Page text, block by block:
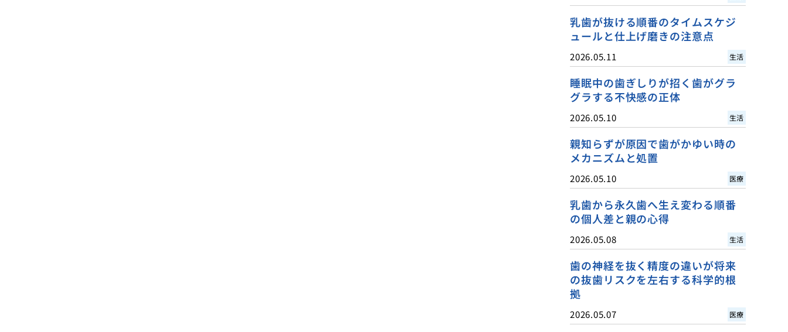
乳歯が抜ける順番のタイムスケジ
ュールと仕上げ磨きの注意点
2026.05.11 生活
睡眠中の歯ぎしりが招く歯がグラ
グラする不快感の正体
2026.05.10 生活
親知らずが原因で歯がかゆい時の
メカニズムと処置
2026.05.10 医療
乳歯から永久歯へ生え変わる順番
の個人差と親の心得
2026.05.08 生活
歯の神経を抜く精度の違いが将来
の抜歯リスクを左右する科学的根
拠
2026.05.07 医療